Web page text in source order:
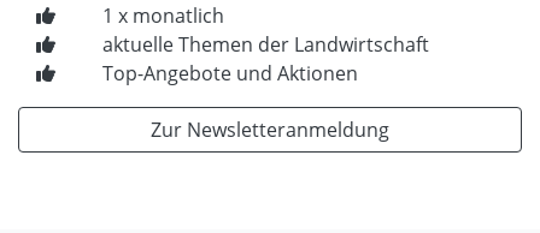
1 x monatlich
aktuelle Themen der Landwirtschaft
Top-Angebote und Aktionen
Zur Newsletteranmeldung